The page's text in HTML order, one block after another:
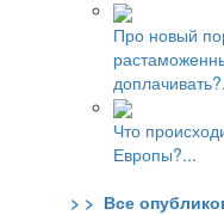
Про новый
Что
Европы?...
> > Все